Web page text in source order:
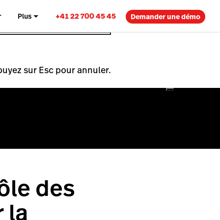
Plus +41 22 700 45 45 Demander une démo
sur Esc pour annuler.
des
la